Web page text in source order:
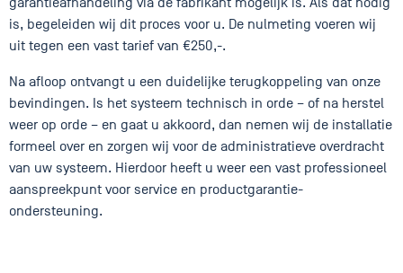
is, begeleiden wij dit proces voor u. De nulmeting voeren wij
uit tegen een vast tarief van €250,-.
Na afloop ontvangt u een duidelijke terugkoppeling van onze
bevindingen. Is het systeem technisch in orde – of na herstel
weer op orde – en gaat u akkoord, dan nemen wij de installatie
formeel over en zorgen wij voor de administratieve overdracht
van uw systeem. Hierdoor heeft u weer een vast professioneel
aanspreekpunt voor service en productgarantie-
ondersteuning.